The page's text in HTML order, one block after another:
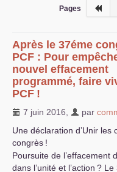
Pages
Après le 37éme
PCF : Pour
nouvel effacement
programmé, faire
PCF !
7 juin 2016 par
Une déclaration d’Unir
congrès !
Poursuite de l’effacement
dans l’unité et l’action ? Le